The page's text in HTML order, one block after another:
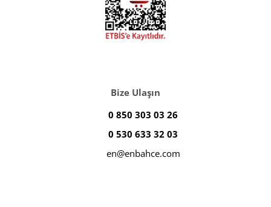
Bize Ulaşın
0 850 303 03 26
0 530 633 32 03
en@enbahce.com